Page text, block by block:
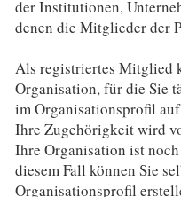
der Institutionen,
denen die Mitglieder der
Als registriertes Mitglied
Organisation, für die Sie
im Organisationsprofil
Ihre Zugehörigkeit wird
Ihre Organisation ist
diesem Fall können Sie
Organisationsprofil